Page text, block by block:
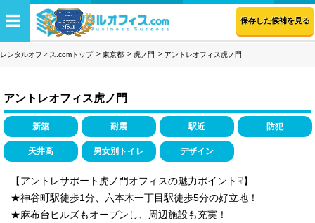
保存した候補を見る
レンタルオフィス.comトップ 東京都 虎ノ門 アントレオフィス虎ノ門
アントレオフィス虎ノ門
新築 耐震 駅近 防犯
天井高 男女別トイレ デザイン
【アントレサポート虎ノ門オフィスの魅力ポイント☟】
★神谷町駅徒歩1分、六本木一丁目駅徒歩5分の好立地！
★麻布台ヒルズもオープンし、周辺施設も充実！